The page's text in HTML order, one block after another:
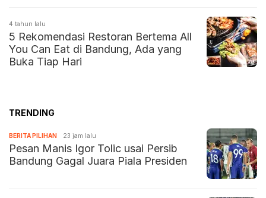
4 tahun lalu
5 Rekomendasi Restoran Bertema All
You Can Eat di Bandung, Ada yang
Buka Tiap Hari
TRENDING
BERITA PILIHAN 23 jam lalu
Pesan Manis Igor Tolic usai Persib
Bandung Gagal Juara Piala Presiden